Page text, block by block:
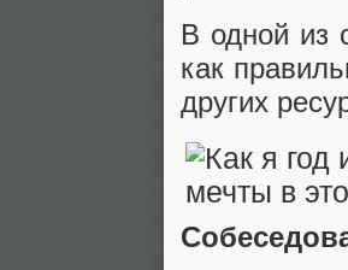
В одной из
как
других